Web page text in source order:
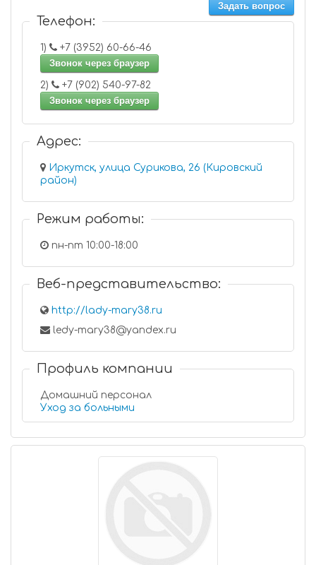
Задать вопрос
Телефон:
1)
+7 (3952) 60-66-46
Звонок через браузер
2)
+7 (902) 540-97-82
Звонок через браузер
Адрес:
Иркутск, улица Сурикова, 26 (Кировский
район)
Режим работы:
пн-пт 10:00-18:00
Веб-представительство:
http://lady-mary38.ru
ledy-mary38@yandex.ru
Профиль компании
Домашний персонал
Уход за больными